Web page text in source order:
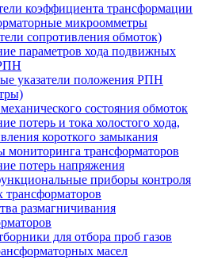
коэффициента трансформации
микроомметры
сопротивления обмоток)
параметров хода подвижных
указатели положения РПН
состояния обмоток
потерь и тока холостого хода,
короткого замыкания
мониторинга трансформаторов
потерь напряжения
приборы контроля
трансформаторов
размагничивания
для отбора проб газов
масел